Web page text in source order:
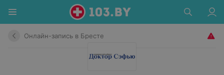
Онлайн-запись в Бресте